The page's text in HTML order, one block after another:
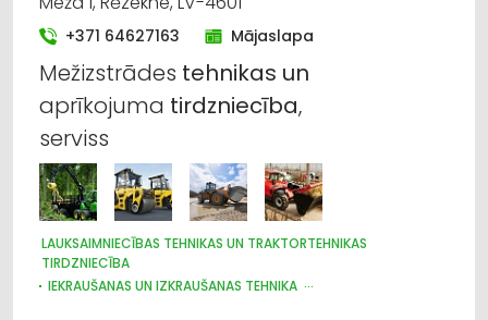
+371 64627163 Mājaslapa
Mežizstrādes tehnikas un
aprīkojuma tirdzniecība,
serviss
LAUKSAIMNIECĪBAS TEHNIKAS UN TRAKTORTEHNIKAS
TIRDZNIECĪBA
IEKRAUŠANAS UN IZKRAUŠANAS TEHNIKA